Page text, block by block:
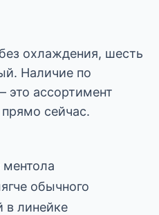
охлаждения, шесть
Наличие по
это ассортимент
прямо сейчас.
ментола
обычного
в линейке